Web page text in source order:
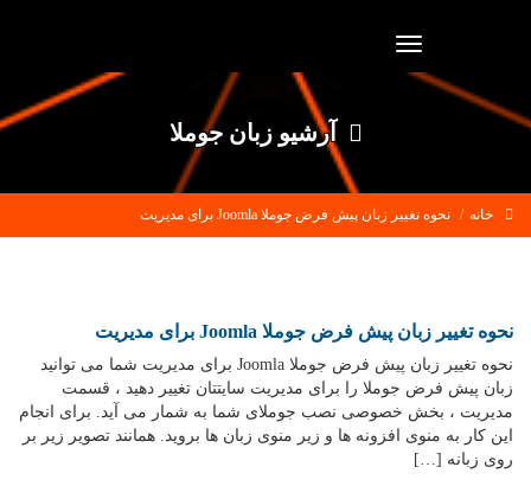
Toggle
navigation
آرشیو زبان جوملا
خانه نحوه تغییر زبان پیش فرض جوملا Joomla برای مدیریت
نحوه تغییر زبان پیش فرض جوملا Joomla برای مدیریت
نحوه تغییر زبان پیش فرض جوملا Joomla برای مدیریت شما می توانید
زبان پیش فرض جوملا را برای مدیریت سایتتان تغییر دهید ، قسمت
مدیریت ، بخش خصوصی نصب جوملای شما به شمار می آید. برای انجام
این کار به منوی افزونه ها و زیر منوی زبان ها بروید. همانند تصویر زیر بر
روی زبانه […]